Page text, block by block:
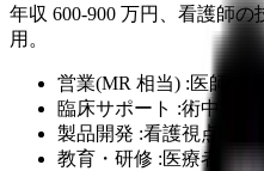
年収 600-900 万円、看護師
用。
営業(MR 相当) :医師・
臨床サポート :術中立
製品開発 :看護視点の製
教育・研修 :医療者向